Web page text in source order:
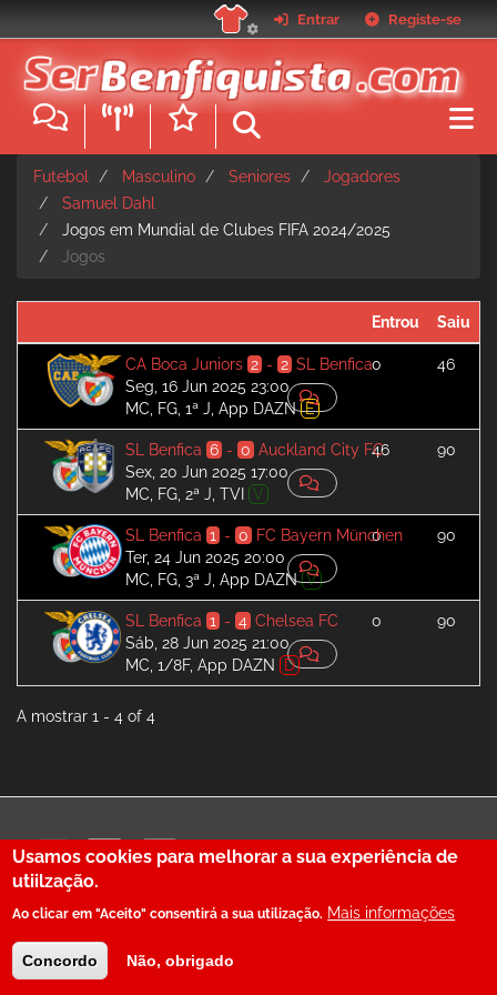
para
conteúdo
principal
Entrar Registe-se
Futebol Masculino Seniores
Jogadores
Samuel Dahl
Jogos em Mundial de Clubes FIFA 2024/2025
Jogos
Entrou Saiu
CA Boca Juniors 2- 2 SL Benfica
Seg, 16 Jun 2025 23:00
MC, FG, 1ª J, App DAZN E
0 46
SL Benfica 6- 0 Auckland City FC
Sex, 20 Jun 2025 17:00
MC, FG, 2ª J, TVI
V
46 90
SL Benfica 1 - 0
FC Bayern München
Ter, 24 Jun 2025 20:00
MC, FG, 3ª J, App DAZN V
0 90
SL Benfica 1 - 4 Chelsea FC
Sáb, 28 Jun 2025 21:00
MC, 1/8F, App DAZN
D
0 90
A mostrar 1 - 4 of 4
© SerBenfiquista.com 2001-2026
29
Usamos cookies para melhorar a sua experiência de
utiilzação.
Ao clicar em "Aceito" consentirá a sua utilização. Mais informações
Concordo Não, obrigado